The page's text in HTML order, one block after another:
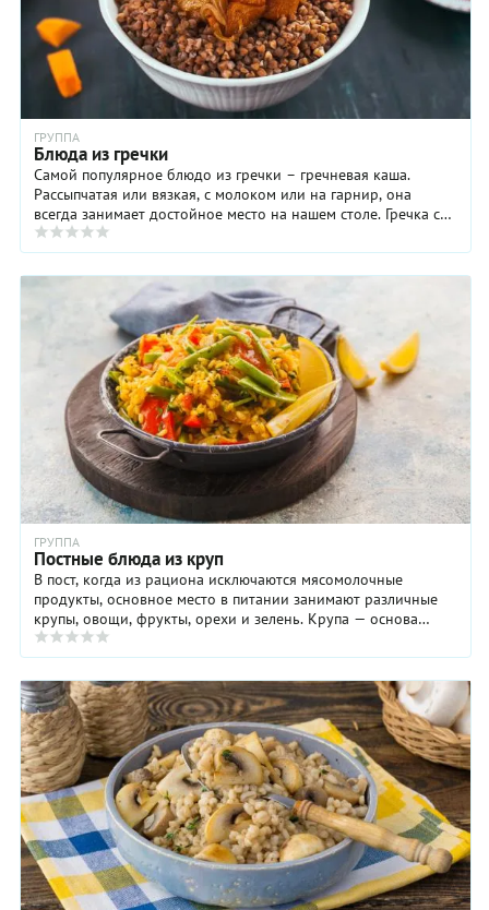
ГРУППА
Блюда из гречки
Самой популярное блюдо из гречки – гречневая каша.
Рассыпчатая или вязкая, с молоком или на гарнир, она
всегда занимает достойное место на нашем столе. Гречка с
грибами, гречка с мясом, гречка с ...
ГРУППА
Постные блюда из круп
В пост, когда из рациона исключаются мясомолочные
продукты, основное место в питании занимают различные
крупы, овощи, фрукты, орехи и зелень. Крупа — основа